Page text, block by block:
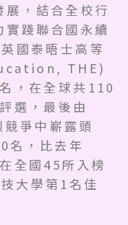
，結合全校行
踐聯合國永續
國泰晤士高等
THE)
，在全球共110
選，最後由
爭中嶄露頭
名，比去年
全國45所入榜
大學第1名佳